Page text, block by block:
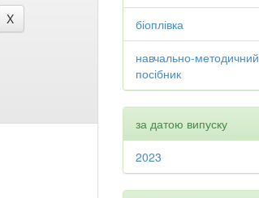
біоплівка
навчально-методичний
посібник
за датою випуску
2023